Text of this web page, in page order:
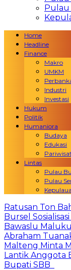
Pulau
Home
Headline
Finance
Makro
UMKM
Industri
Investasi
Hukum
Politik
Humaniora
Budaya
Edukasi
Lintas
Pulau
Pulau
Ratusan Ton
Bursel
Bawaslu
Abraham
Malteng Minta
Lantik Anggota
Bupati SBB